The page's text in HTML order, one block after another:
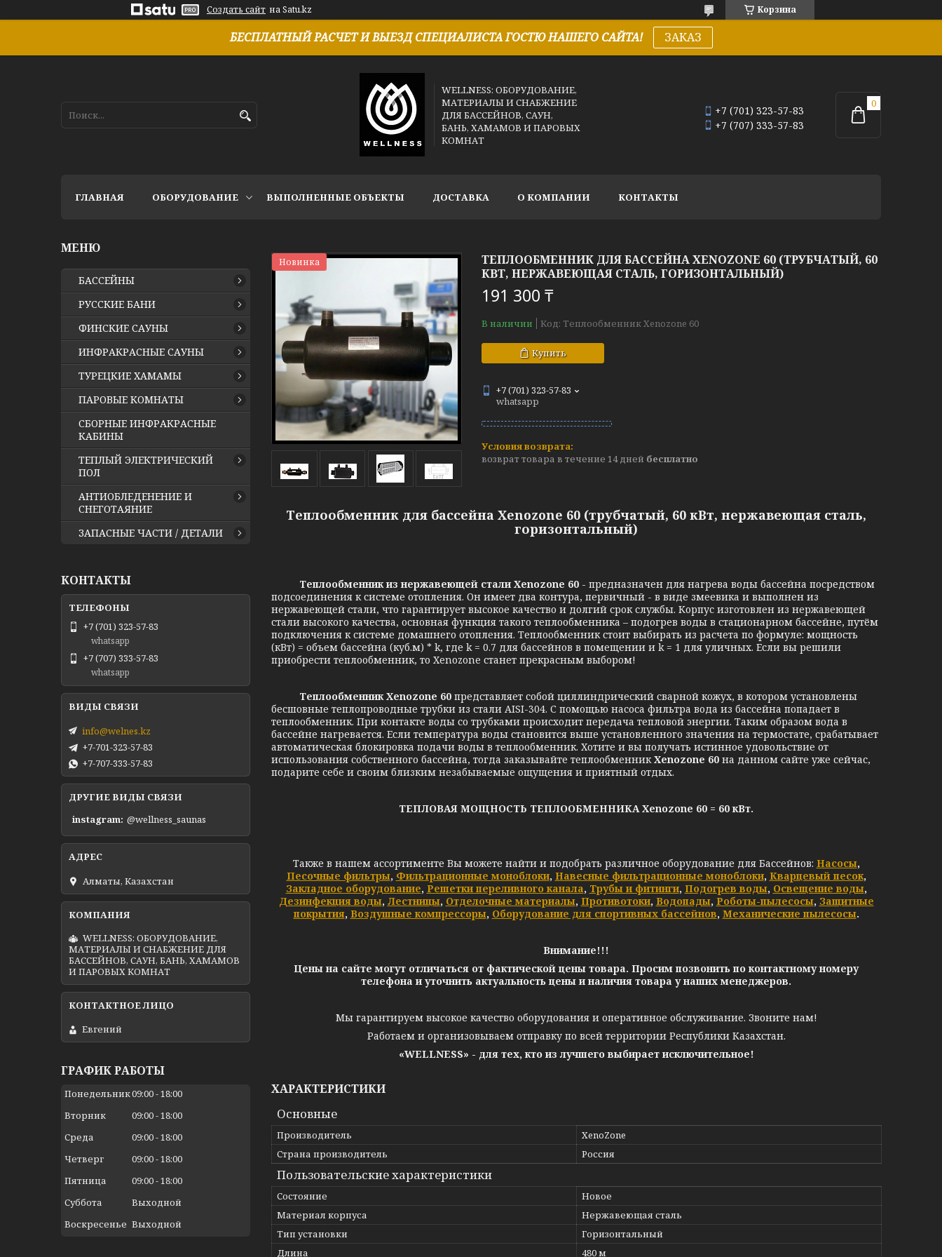
Создать сайт на Satu.kz Корзина
БЕСПЛАТНЫЙ РАСЧЕТ И ВЫЕЗД СПЕЦИАЛИСТА ГОСТЮ НАШЕГО САЙТА! ЗАКАЗ
WELLNESS: ОБОРУДОВАНИЕ,
МАТЕРИАЛЫ И СНАБЖЕНИЕ
ДЛЯ БАССЕЙНОВ, САУН,
БАНЬ, ХАМАМОВ И ПАРОВЫХ
КОМНАТ
+7 (701) 323-57-83
+7 (707) 333-57-83
ГЛАВНАЯ ОБОРУДОВАНИЕ ВЫПОЛНЕННЫЕ ОБЪЕКТЫ ДОСТАВКА О КОМПАНИИ КОНТАКТЫ
Новинка
ТЕПЛООБМЕННИК ДЛЯ БАССЕЙНА XENOZONE 60 (ТРУБЧАТЫЙ, 60
КВТ, НЕРЖАВЕЮЩАЯ СТАЛЬ, ГОРИЗОНТАЛЬНЫЙ)
191 300 ₸
В наличии Код: Теплообменник Xenozone 60
Купить
+7 (701) 323-57-83
whatsapp
возврат товара в течение 14 дней бесплатно
Теплообменник для бассейна Xenozone 60 (трубчатый, 60 кВт, нержавеющая сталь,
горизонтальный)
Теплообменник из нержавеющей сталиXenozone 60 - предназначен для нагрева воды бассейна посредством
подсоединения к системе отопления. Он имеет два контура, первичный - в виде змеевика и выполнен из
нержавеющей стали, что гарантирует высокое качество и долгий срок службы. Корпус изготовлен из нержавеющей
стали высокого качества, основная функция такого теплообменника – подогрев воды в стационарном бассейне, путём
подключения к системе домашнего отопления. Теплообменник стоит выбирать из расчета по формуле: мощность
(кВт) = объем бассейна (куб.м) * k, где k = 0.7 для бассейнов в помещении и k = 1 для уличных. Если вы решили
приобрести теплообменник, то Xenozone станет прекрасным выбором!
Теплообменник Xenozone 60 представляет собой циллиндрический сварной кожух, в котором установлены
бесшовные теплопроводные трубки из стали AISI-304. С помощью насоса фильтра вода из бассейна попадает в
теплообменник. При контакте воды со трубками происходит передача тепловой энергии. Таким образом вода в
бассейне нагревается. Если температура воды становится выше установленного значения на термостате, срабатывает
автоматическая блокировка подачи воды в теплообменник. Хотите и вы получать истинное удовольствие от
использования собственного бассейна, тогда заказывайте теплообменник Xenozone 60 на данном сайте уже сейчас,
подарите себе и своим близким незабываемые ощущения и приятный отдых.
ТЕПЛОВАЯ МОЩНОСТЬ ТЕПЛООБМЕННИКА Xenozone 60 = 60 кВт.
Также в нашем ассортименте Вы можете найти и подобрать различное оборудование для Бассейнов: Насосы,
Песочные фильтры, Фильтрационные моноблоки, Навесные фильтрационные моноблоки, Кварцевый песок,
Закладное оборудование, Решетки переливного канала, Трубы и фитинги, Подогрев воды, Освещение воды,
Дезинфекция воды, Лестницы, Отделочные материалы, Противотоки, Водопады, Роботы-пылесосы, Защитные
покрытия, Воздушные компрессоры, Оборудование для спортивных бассейнов, Механические пылесосы.
Внимание!!!
Цены на сайте могут отличаться от фактической цены товара. Просим позвонить по контактному номеру
телефона и уточнить актуальность цены и наличия товара у наших менеджеров.
Мы гарантируем высокое качество оборудования и оперативное обслуживание. Звоните нам!
Работаем и организовываем отправку по всей территории Республики Казахстан.
«WELLNESS» - для тех, кто из лучшего выбирает исключительное!
ХАРАКТЕРИСТИКИ
Основные
Производитель
XenoZone
Страна производитель
Россия
Пользовательские характеристики
Состояние
Новое
Материал корпуса
Нержавеющая сталь
Тип установки
Горизонтальный
Длина
480 м
БАССЕЙНЫ
РУССКИЕ БАНИ
ФИНСКИЕ САУНЫ
ИНФРАКРАСНЫЕ САУНЫ
ТУРЕЦКИЕ ХАМАМЫ
ПАРОВЫЕ КОМНАТЫ
СБОРНЫЕ ИНФРАКРАСНЫЕ
КАБИНЫ
ТЕПЛЫЙ ЭЛЕКТРИЧЕСКИЙ
ПОЛ
АНТИОБЛЕДЕНЕНИЕ И
СНЕГОТАЯНИЕ
ЗАПАСНЫЕ ЧАСТИ / ДЕТАЛИ
КОНТАКТЫ
+7 (701) 323-57-83
whatsapp
+7 (707) 333-57-83
whatsapp
info@welnes.kz
+7-701-323-57-83
+7-707-333-57-83
ДРУГИЕ ВИДЫ СВЯЗИ
instagram @wellness_saunas
Алматы, Казахстан
WELLNESS: ОБОРУДОВАНИЕ,
МАТЕРИАЛЫ И СНАБЖЕНИЕ ДЛЯ
БАССЕЙНОВ, САУН, БАНЬ, ХАМАМОВ
И ПАРОВЫХ КОМНАТ
Евгений
ГРАФИК РАБОТЫ
Понедельник09:00 18:00
Вторник
09:00 18:00
Среда
09:00 18:00
Четверг
09:00 18:00
Пятница
09:00 18:00
Суббота
Выходной
Воскресенье Выходной